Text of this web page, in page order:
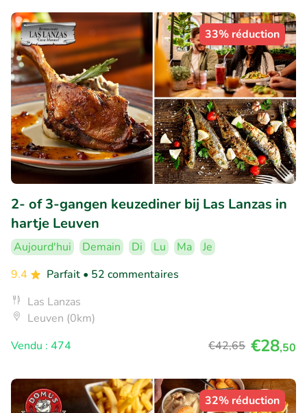
33% réduction
2- of 3-gangen keuzediner bij Las Lanzas in
hartje Leuven
Aujourd'hui Demain Di Lu Ma
Je
9.4
Parfait • 52 commentaires
Las Lanzas
Leuven (0km)
Vendu : 474
€42,65 €28,50
32% réduction